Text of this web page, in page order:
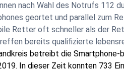
nach Wahl des Notrufs 112
geortet und parallel zum
Retter oft schneller als der
bereits qualifizierte
betreibt die
In dieser Zeit konnten 733